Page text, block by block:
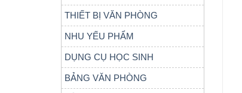
THIẾT BỊ VĂN PHÒNG
NHU YẾU PHẨM
DỤNG CỤ HỌC SINH
BẢNG VĂN PHÒNG